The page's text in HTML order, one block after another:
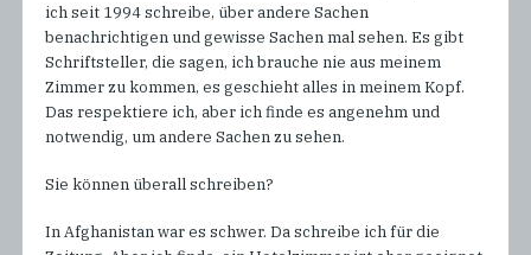
ich seit 1994 schreibe, über andere Sachen
benachrichtigen und gewisse Sachen mal sehen. Es gibt
Schriftsteller, die sagen, ich brauche nie aus meinem
Zimmer zu kommen, es geschieht alles in meinem Kopf.
Das respektiere ich, aber ich finde es angenehm und
notwendig, um andere Sachen zu sehen.
Sie können überall schreiben?
In Afghanistan war es schwer. Da schreibe ich für die